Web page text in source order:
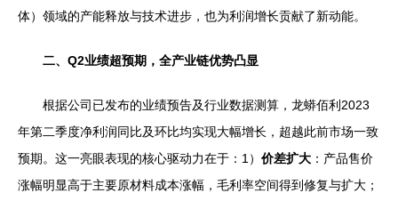
体）领域的产能释放与技术进步，也为利润增长贡献了新动能。
二、Q2业绩超预期，全产业链优势凸显
根据公司已发布的业绩预告及行业数据测算，龙蟒佰利2023
年第二季度净利润同比及环比均实现大幅增长，超越此前市场一致
预期。这一亮眼表现的核心驱动力在于：1） 价差扩大 ：产品售价
涨幅明显高于主要原材料成本涨幅，毛利率空间得到修复与扩大；